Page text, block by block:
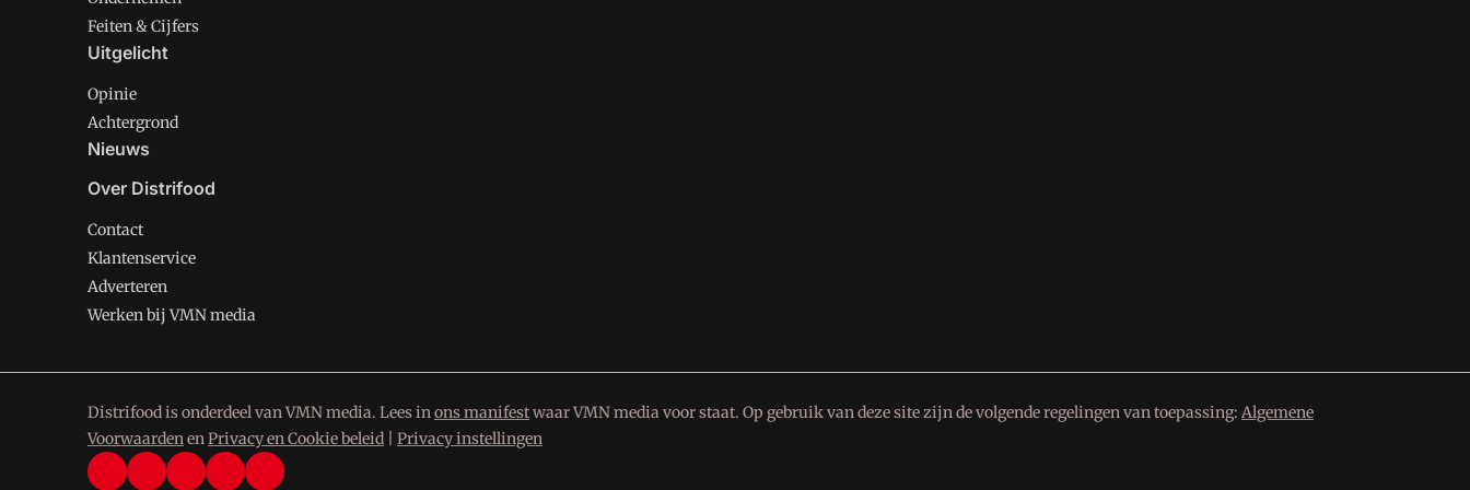
Feiten & Cijfers
Uitgelicht
Opinie
Achtergrond
Nieuws
Over Distrifood
Contact
Klantenservice
Adverteren
Werken bij VMN media
Distrifood is onderdeel van VMN media. Lees inons manifestwaar VMN media voor staat. Op gebruik van deze site zijn de volgende regelingen van toepassing: Algemene
VoorwaardenenPrivacy en Cookie beleid Privacy instellingen